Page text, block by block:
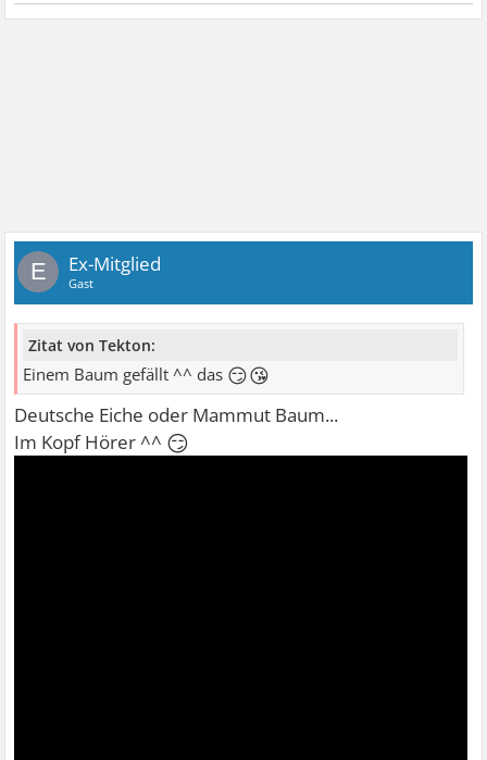
E Ex-Mitglied
Gast
Zitat von Tekton:
Einem Baum gefällt ^^ das 😏😘
Deutsche Eiche oder Mammut Baum...
Im Kopf Hörer ^^ 😏